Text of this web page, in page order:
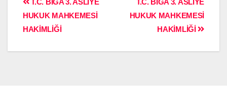
T.C. BİGA 3. ASLİYE
HUKUK MAHKEMESİ
HAKİMLİĞİ
T.C. BİGA 3. ASLİYE
HUKUK MAHKEMESİ
HAKİMLİĞİ